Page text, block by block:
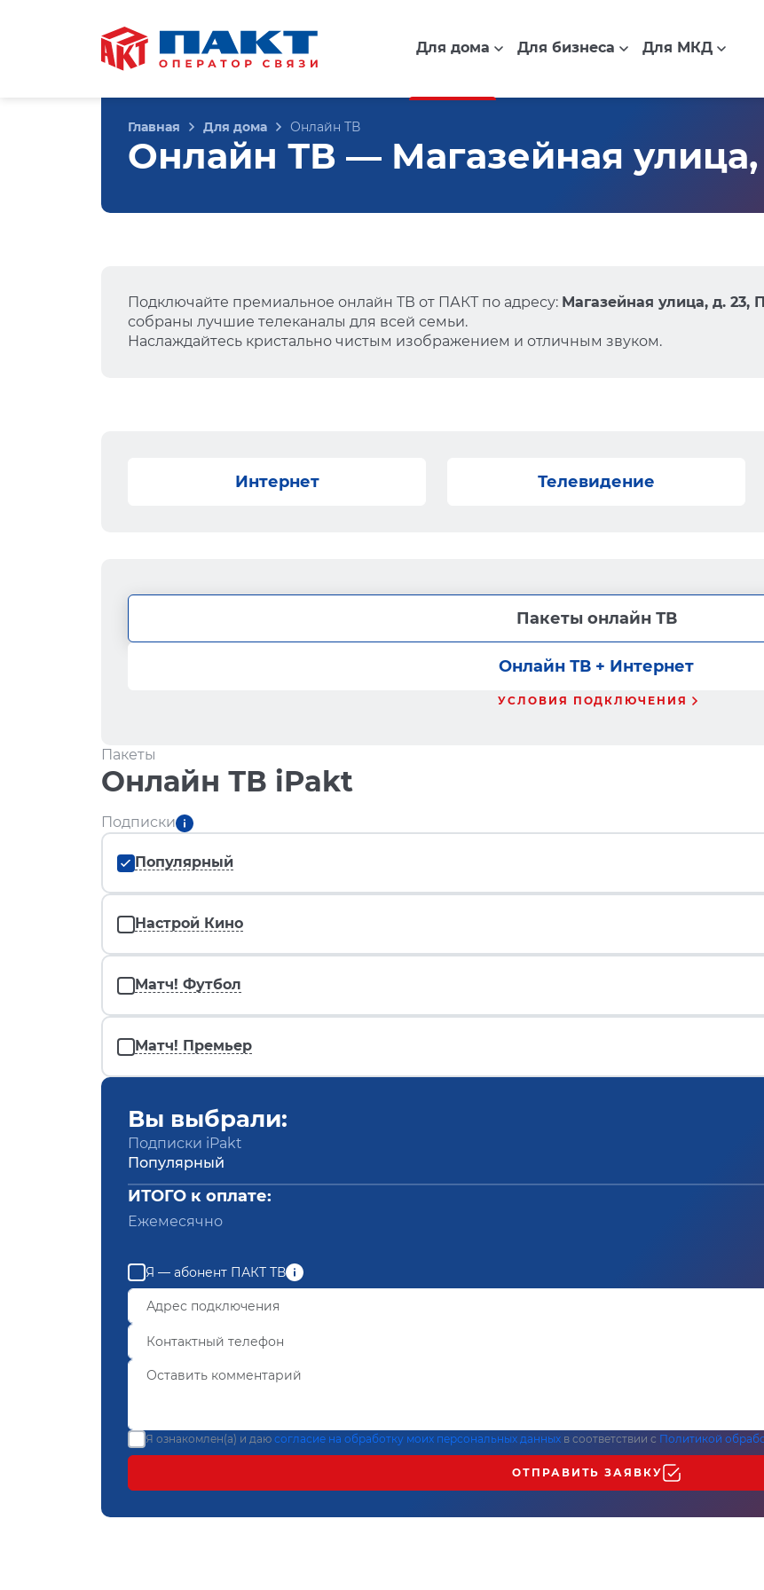
Для дома Для бизнеса Для МКД
Главная Для дома Онлайн ТВ
Онлайн ТВ — Магазейная
Подключайте премиальное онлайн ТВ от ПАКТ по адресу: Магазейная улица, д. 23,
собраны лучшие телеканалы для всей семьи.
Наслаждайтесь кристально чистым изображением и отличным звуком.
Интернет Телевидение
Пакеты онлайн ТВ
Онлайн ТВ + Интернет
УСЛОВИЯ ПОДКЛЮЧЕНИЯ
Пакеты
Онлайн ТВ iPakt
Подписки
Популярный
Настрой Кино
Матч! Футбол
Матч! Премьер
Вы выбрали:
Подписки iPakt
Популярный
ИТОГО к оплате:
Ежемесячно
Я — абонент ПАКТ ТВ
Я ознакомлен(а) и даю согласие на обработку моих персональных данных в соответствии с Политикой
ОТПРАВИТЬ ЗАЯВКУ